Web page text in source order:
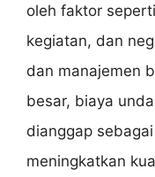
oleh faktor
kegiatan, dan
dan manajemen
besar, biaya
dianggap
meningkatkan